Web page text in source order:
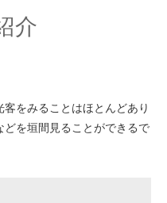
介
をみることはほとんどあり
どを垣間見ることができるで